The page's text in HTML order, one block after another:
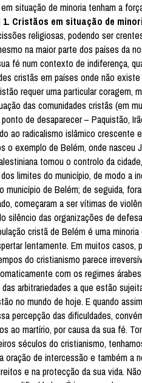
situação de minoria tenham a
1. Cristãos em situação de
religiosas, podendo ser
na maior parte dos países da
fé num contexto de indiferença,
cristãs em países onde não
requer uma particular
das comunidades cristãs (em
de desaparecer – Paquistão,
ao radicalismo islâmico crescente
o exemplo de Belém, onde
tomou o controlo da
limites do município, de modo a
município de Belém; de seguida,
começaram a ser vítimas de
silêncio das organizações de
cristã de Belém é uma
lentamente. Em muitos
do cristianismo parece
com os regimes
arbitrariedades a que estão
no mundo de hoje. E quando
percepção das dificuldades,
ao martírio, por causa da sua fé.
séculos do cristianismo,
oração de intercessão e também a
e na protecção da sua vida.